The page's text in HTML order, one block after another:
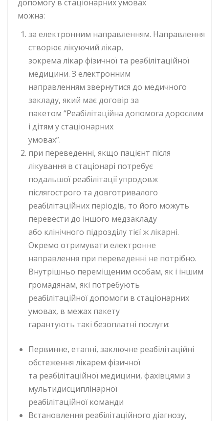
допомогу в стаціонарних умовах
можна:
за електронним направленням. Направлення
створює лікуючий лікар,
зокрема лікар фізичної та реабілітаційної
медицини. З електронним
направленням звернутися до медичного
закладу, який має договір за
пакетом “Реабілітаційна допомога дорослим
і дітям у стаціонарних
умовах”.
при переведенні, якщо пацієнт після
лікування в стаціонарі потребує
подальшої реабілітації упродовж
післягострого та довготривалого
реабілітаційних періодів, то його можуть
перевести до іншого медзакладу
або клінічного підрозділу тієї ж лікарні.
Окремо отримувати електронне
направлення при переведенні не потрібно.
Внутрішньо переміщеним особам, як і іншим
громадянам, які потребують
реабілітаційної допомоги в стаціонарних
умовах, в межах пакету
гарантують такі безоплатні послуги:
Первинне, етапні, заключне реабілітаційні
обстеження лікарем фізичної
та реабілітаційної медицини, фахівцями з
мультидисциплінарної
реабілітаційної команди
Встановлення реабілітаційного діагнозу,